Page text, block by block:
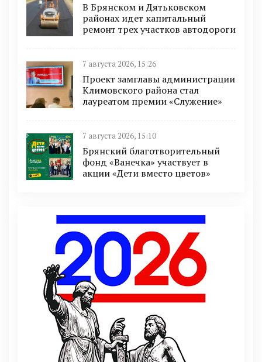
В Брянском и Дятьковском
районах идет капитальный
ремонт трех участков автодороги
7 августа 2026, 15:26
Проект замглавы администрации
Климовского района стал
лауреатом премии «Служение»
7 августа 2026, 15:10
Брянский благотворительный
фонд «Ванечка» участвует в
акции «Дети вместо цветов»